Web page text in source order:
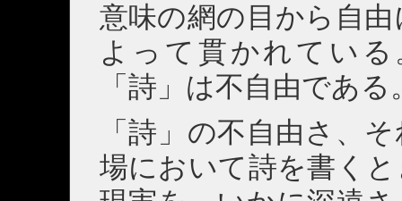
意味の網の目から自
よって貫かれてい
「詩」は不自由である
「詩」の不自由さ、
場において詩を書く